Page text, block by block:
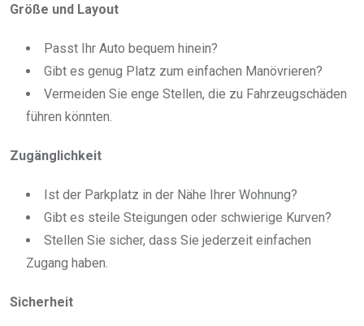
Größe und Layout
Passt Ihr Auto bequem hinein?
Gibt es genug Platz zum einfachen Manövrieren?
Vermeiden Sie enge Stellen, die zu Fahrzeugschäden
führen könnten.
Zugänglichkeit
Ist der Parkplatz in der Nähe Ihrer Wohnung?
Gibt es steile Steigungen oder schwierige Kurven?
Stellen Sie sicher, dass Sie jederzeit einfachen
Zugang haben.
Sicherheit